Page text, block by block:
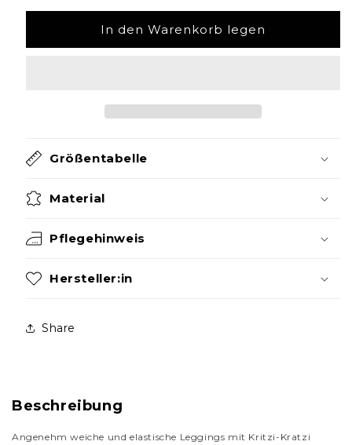
In den Warenkorb legen
Größentabelle
Material
Pflegehinweis
Hersteller:in
Share
Beschreibung
Angenehm weiche und elastische Leggings mit Kritzi-Kratzi